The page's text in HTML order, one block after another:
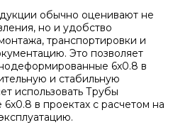
обычно оценивают не
но и удобство
транспортировки и
Это позволяет
6x0.8 в
и стабильную
использовать Трубы
в проектах с расчетом на